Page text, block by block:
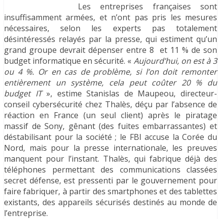
Les entreprises françaises sont
insuffisamment armées, et n’ont pas pris les mesures
nécessaires, selon les experts pas totalement
désintéressés relayés par la presse, qui estiment qu’un
grand groupe devrait dépenser entre 8 et 11 % de son
budget informatique en sécurité. « Aujourd’hui, on est à 3
ou 4 %. Or en cas de problème, si l’on doit remonter
entièrement un système, cela peut coûter 20 % du
budget IT», estime Stanislas de Maupeou, directeur-
conseil cybersécurité chez Thalès, déçu par l’absence de
réaction en France (un seul client) après le piratage
massif de Sony, gênant (des fuites embarrassantes) et
déstabilisant pour la société ; le FBI accuse la Corée du
Nord, mais pour la presse internationale, les preuves
manquent pour l’instant. Thalès, qui fabrique déjà des
téléphones permettant des communications classées
secret défense, est pressenti par le gouvernement pour
faire fabriquer, à partir des smartphones et des tablettes
existants, des appareils sécurisés destinés au monde de
l’entreprise.